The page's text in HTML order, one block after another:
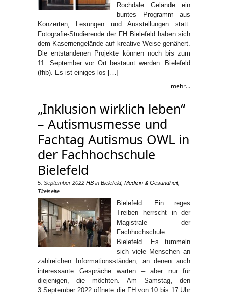
Rochdale Gelände ein
buntes Programm aus
Konzerten, Lesungen und Ausstellungen statt.
Fotografie-Studierende der FH Bielefeld haben sich
dem Kasernengelände auf kreative Weise genähert.
Die entstandenen Projekte können noch bis zum
11. September vor Ort bestaunt werden. Bielefeld
(fhb). Es ist einiges los […]
mehr...
„Inklusion wirklich leben“
– Autismusmesse und
Fachtag Autismus OWL in
der Fachhochschule
Bielefeld
5. September 2022 HB in Bielefeld, Medizin & Gesundheit,
Titelseite
Bielefeld. Ein reges
Treiben herrscht in der
Magistrale der
Fachhochschule
Bielefeld. Es tummeln
sich viele Menschen an
zahlreichen Informationsständen, an denen auch
interessante Gespräche warten – aber nur für
diejenigen, die möchten. Am Samstag, den
3.September 2022 öffnete die FH von 10 bis 17 Uhr